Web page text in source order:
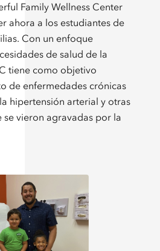
Family Wellness Center
ahora a los estudiantes de
Con un enfoque
de salud de la
tiene como objetivo
de enfermedades crónicas
hipertensión arterial y otras
se vieron agravadas por la